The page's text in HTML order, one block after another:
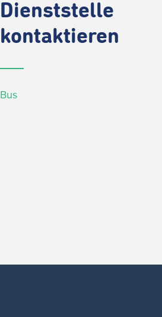
Dienststelle
kontaktieren
Bus